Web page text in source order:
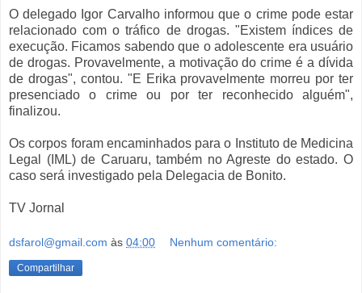
O delegado Igor Carvalho informou que o crime pode estar
relacionado com o tráfico de drogas. "Existem índices de
execução. Ficamos sabendo que o adolescente era usuário
de drogas. Provavelmente, a motivação do crime é a dívida
de drogas", contou. "E Erika provavelmente morreu por ter
presenciado o crime ou por ter reconhecido alguém",
finalizou.
Os corpos foram encaminhados para o Instituto de Medicina
Legal (IML) de Caruaru, também no Agreste do estado. O
caso será investigado pela Delegacia de Bonito.
TV Jornal
dsfarol@gmail.com às 04:00 Nenhum comentário:
Compartilhar